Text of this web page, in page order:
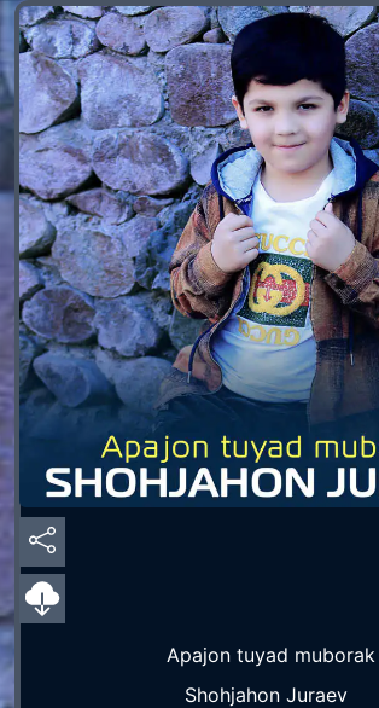
Apajon tuyad muborak
Shohjahon Juraev